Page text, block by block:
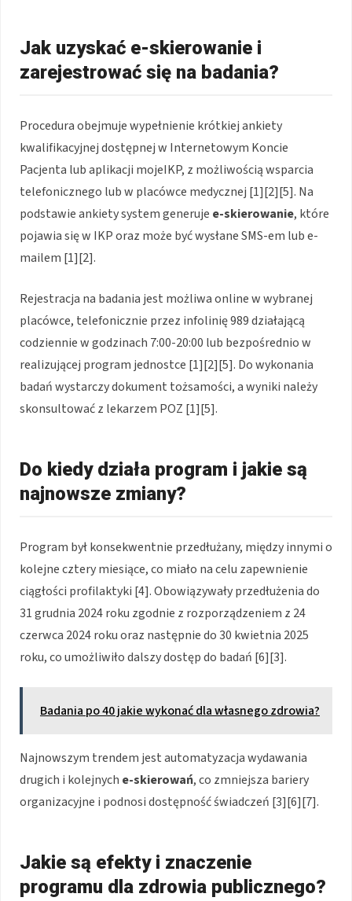
Jak uzyskać e-skierowanie i
zarejestrować się na badania?
Procedura obejmuje wypełnienie krótkiej ankiety
kwalifikacyjnej dostępnej w Internetowym Koncie
Pacjenta lub aplikacji mojeIKP, z możliwością wsparcia
telefonicznego lub w placówce medycznej [1][2][5]. Na
podstawie ankiety system generuje e-skierowanie, które
pojawia się w IKP oraz może być wysłane SMS-em lub e-
mailem [1][2].
Rejestracja na badania jest możliwa online w wybranej
placówce, telefonicznie przez infolinię 989 działającą
codziennie w godzinach 7:00-20:00 lub bezpośrednio w
realizującej program jednostce [1][2][5]. Do wykonania
badań wystarczy dokument tożsamości, a wyniki należy
skonsultować z lekarzem POZ [1][5].
Do kiedy działa program i jakie są
najnowsze zmiany?
Program był konsekwentnie przedłużany, między innymi o
kolejne cztery miesiące, co miało na celu zapewnienie
ciągłości profilaktyki [4]. Obowiązywały przedłużenia do
31 grudnia 2024 roku zgodnie z rozporządzeniem z 24
czerwca 2024 roku oraz następnie do 30 kwietnia 2025
roku, co umożliwiło dalszy dostęp do badań [6][3].
Badania po 40 jakie wykonać dla własnego zdrowia?
Najnowszym trendem jest automatyzacja wydawania
drugich i kolejnych e-skierowań, co zmniejsza bariery
organizacyjne i podnosi dostępność świadczeń [3][6][7].
Jakie są efekty i znaczenie
programu dla zdrowia publicznego?